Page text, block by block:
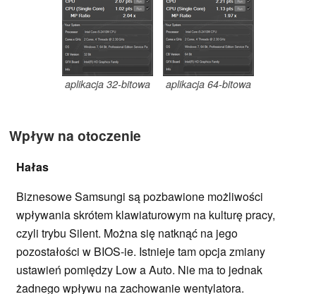
aplikacja 32-bitowa aplikacja 64-bitowa
Wpływ na otoczenie
Hałas
Biznesowe Samsungi są pozbawione możliwości
wpływania skrótem klawiaturowym na kulturę pracy,
czyli trybu Silent. Można się natknąć na jego
pozostałości w BIOS-ie. Istnieje tam opcja zmiany
ustawień pomiędzy Low a Auto. Nie ma to jednak
żadnego wpływu na zachowanie wentylatora.